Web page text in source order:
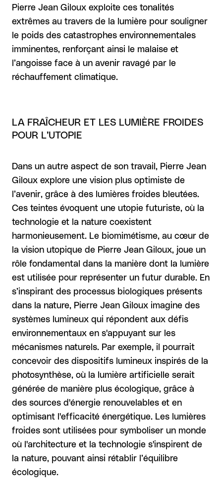
Pierre Jean Giloux exploite ces tonalités
extrêmes au travers de la lumière pour souligner
le poids des catastrophes environnementales
imminentes, renforçant ainsi le malaise et
l’angoisse face à un avenir ravagé par le
réchauffement climatique.
LA FRAÎCHEUR ET LES LUMIÈRE FROIDES
POUR L’UTOPIE
Dans un autre aspect de son travail, Pierre Jean
Giloux explore une vision plus optimiste de
l’avenir, grâce à des lumières froides bleutées.
Ces teintes évoquent une utopie futuriste, où la
technologie et la nature coexistent
harmonieusement. Le biomimétisme, au cœur de
la vision utopique de Pierre Jean Giloux, joue un
rôle fondamental dans la manière dont la lumière
est utilisée pour représenter un futur durable. En
s’inspirant des processus biologiques présents
dans la nature, Pierre Jean Giloux imagine des
systèmes lumineux qui répondent aux défis
environnementaux en s'appuyant sur les
mécanismes naturels. Par exemple, il pourrait
concevoir des dispositifs lumineux inspirés de la
photosynthèse, où la lumière artificielle serait
générée de manière plus écologique, grâce à
des sources d'énergie renouvelables et en
optimisant l'efficacité énergétique. Les lumières
froides sont utilisées pour symboliser un monde
où l'architecture et la technologie s'inspirent de
la nature, pouvant ainsi rétablir l’équilibre
écologique.